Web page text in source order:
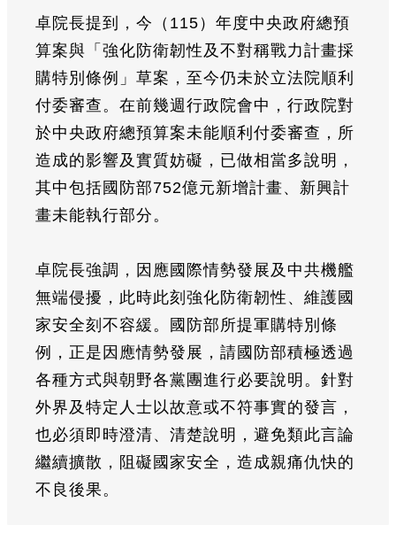
卓院長提到，今（115）年度中央政府總預
算案與「強化防衛韌性及不對稱戰力計畫採
購特別條例」草案，至今仍未於立法院順利
付委審查。在前幾週行政院會中，行政院對
於中央政府總預算案未能順利付委審查，所
造成的影響及實質妨礙，已做相當多說明，
其中包括國防部752億元新增計畫、新興計
畫未能執行部分。
卓院長強調，因應國際情勢發展及中共機艦
無端侵擾，此時此刻強化防衛韌性、維護國
家安全刻不容緩。國防部所提軍購特別條
例，正是因應情勢發展，請國防部積極透過
各種方式與朝野各黨團進行必要說明。針對
外界及特定人士以故意或不符事實的發言，
也必須即時澄清、清楚說明，避免類此言論
繼續擴散，阻礙國家安全，造成親痛仇快的
不良後果。